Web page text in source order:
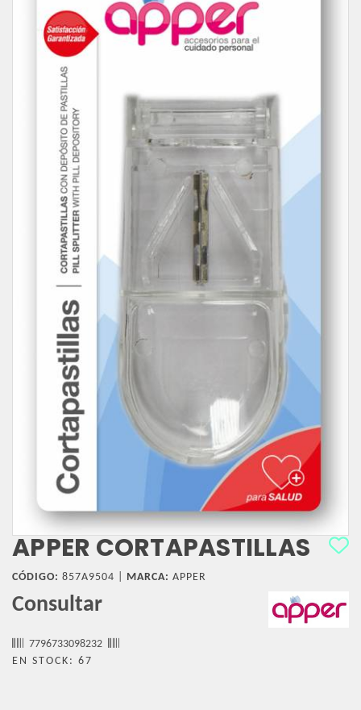
APPER CORTAPASTILLAS
CÓDIGO: 857A9504 | MARCA: APPER
Consultar
7796733098232
EN STOCK: 67